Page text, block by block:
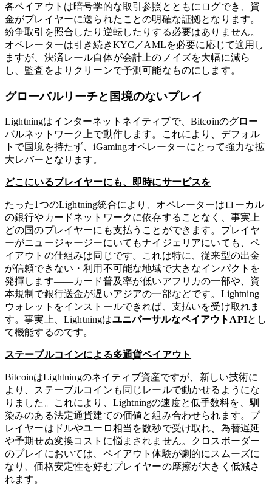
各ペイアウトは暗号学的な取引参照とともにログでき、資
金がプレイヤーに送られたことの明確な証拠となります。
紛争取引を照合したり逆転したりする必要はありません。
オペレーターは引き続きKYC／AMLを必要に応じて適用し
ますが、決済レール自体が会計上のノイズを大幅に減ら
し、監査をよりクリーンで予測可能なものにします。
グローバルリーチと国境のないプレイ
Lightningはインターネットネイティブで、Bitcoinのグロー
バルネットワーク上で動作します。これにより、デフォル
トで国境を持たず、iGamingオペレーターにとって強力な拡
大レバーとなります。
どこにいるプレイヤーにも、即時にサービスを
たった1つのLightning統合により、オペレーターはローカル
の銀行やカードネットワークに依存することなく、事実上
どの国のプレイヤーにも支払うことができます。プレイヤ
ーがニュージャージーにいてもナイジェリアにいても、ペ
イアウトの仕組みは同じです。これは特に、従来型の出金
が信頼できない・利用不可能な地域で大きなインパクトを
発揮します——カード普及率が低いアフリカの一部や、資
本規制で銀行送金が遅いアジアの一部などです。Lightning
ウォレットをインストールできれば、支払いを受け取れま
す。事実上、LightningはユニバーサルなペイアウトAPIとし
て機能するのです。
ステーブルコインによる多通貨ペイアウト
BitcoinはLightningのネイティブ資産ですが、新しい技術に
より、ステーブルコインも同じレールで動かせるようにな
りました。これにより、Lightningの速度と低手数料を、馴
染みのある法定通貨建ての価値と組み合わせられます。プ
レイヤーはドルやユーロ相当を数秒で受け取れ、為替遅延
や予期せぬ変換コストに悩まされません。クロスボーダー
のプレイにおいては、ペイアウト体験が劇的にスムーズに
なり、価格安定性を好むプレイヤーの摩擦が大きく低減さ
れます。